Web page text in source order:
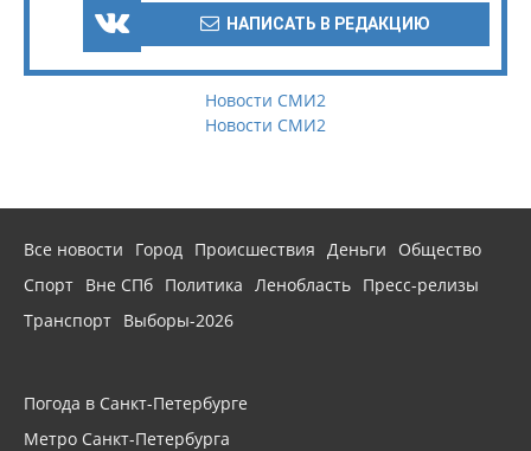
НАПИСАТЬ В РЕДАКЦИЮ
Новости СМИ2
Новости СМИ2
Все новости Город Происшествия Деньги
Общество
Спорт Вне СПб Политика Ленобласть Пресс-релизы
Транспорт Выборы-2026
Погода в Санкт-Петербурге
Метро Санкт-Петербурга